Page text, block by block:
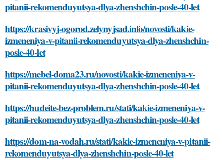
pitanii-rekomenduyutsya-dlya-zhenshchin-posle-40-let
https://krasivyj-ogorod.zelynyjsad.info/novosti/kakie-
izmeneniya-v-pitanii-rekomenduyutsya-dlya-zhenshchin-
posle-40-let
https://mebel-doma23.ru/novosti/kakie-izmeneniya-v-
pitanii-rekomenduyutsya-dlya-zhenshchin-posle-40-let
https://hudeite-bez-problem.ru/stati/kakie-izmeneniya-v-
pitanii-rekomenduyutsya-dlya-zhenshchin-posle-40-let
https://dom-na-vodah.ru/stati/kakie-izmeneniya-v-pitanii-
rekomenduyutsya-dlya-zhenshchin-posle-40-let